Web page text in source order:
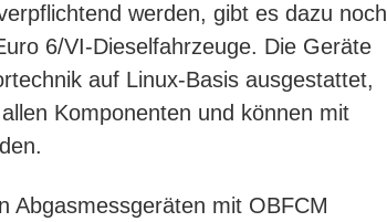
werden, gibt es dazu noch
6/VI-Dieselfahrzeuge. Die Geräte
auf Linux-Basis ausgestattet,
Komponenten und können mit
Abgasmessgeräten mit OBFCM